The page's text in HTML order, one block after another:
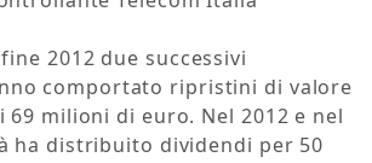
2012 due successivi
comportato ripristini di valore
milioni di euro. Nel 2012 e nel
ha distribuito dividendi per 50